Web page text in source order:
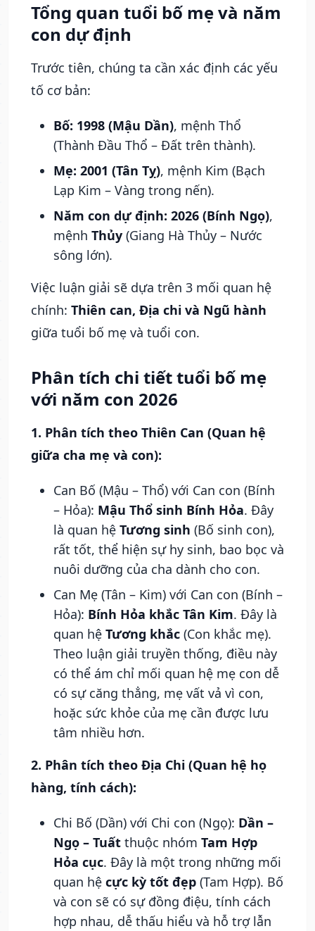
Tổng quan tuổi bố mẹ và năm
con dự định
Trước tiên, chúng ta cần xác định các yếu
tố cơ bản:
Bố: 1998 (Mậu Dần), mệnh Thổ
(Thành Đầu Thổ – Đất trên thành).
Mẹ: 2001 (Tân Tỵ), mệnh Kim (Bạch
Lạp Kim – Vàng trong nến).
Năm con dự định: 2026 (Bính Ngọ),
mệnh Thủy (Giang Hà Thủy – Nước
sông lớn).
Việc luận giải sẽ dựa trên 3 mối quan hệ
chính: Thiên can, Địa chi và Ngũ hành
giữa tuổi bố mẹ và tuổi con.
Phân tích chi tiết tuổi bố mẹ
với năm con 2026
1. Phân tích theo Thiên Can (Quan hệ
giữa cha mẹ và con):
Can Bố (Mậu – Thổ) với Can con (Bính
– Hỏa): Mậu Thổ sinh Bính Hỏa. Đây
là quan hệ Tương sinh (Bố sinh con),
rất tốt, thể hiện sự hy sinh, bao bọc và
nuôi dưỡng của cha dành cho con.
Can Mẹ (Tân – Kim) với Can con (Bính –
Hỏa): Bính Hỏa khắc Tân Kim. Đây là
quan hệ Tương khắc (Con khắc mẹ).
Theo luận giải truyền thống, điều này
có thể ám chỉ mối quan hệ mẹ con dễ
có sự căng thẳng, mẹ vất vả vì con,
hoặc sức khỏe của mẹ cần được lưu
tâm nhiều hơn.
2. Phân tích theo Địa Chi (Quan hệ họ
hàng, tính cách):
Chi Bố (Dần) với Chi con (Ngọ): Dần –
Ngọ – Tuất thuộc nhóm Tam Hợp
Hỏa cục. Đây là một trong những mối
quan hệ cực kỳ tốt đẹp (Tam Hợp). Bố
và con sẽ có sự đồng điệu, tính cách
hợp nhau, dễ thấu hiểu và hỗ trợ lẫn